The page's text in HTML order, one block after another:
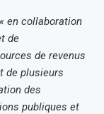
« en collaboration
de
de revenus
de plusieurs
des
publiques et